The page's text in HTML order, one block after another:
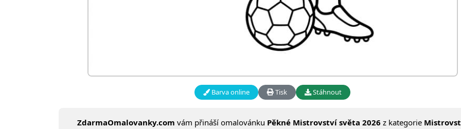
Barva online Tisk Stáhnout
ZdarmaOmalovanky.com vám přináší omalovánku Pěkné Mistrovství světa 2026 z kategorie